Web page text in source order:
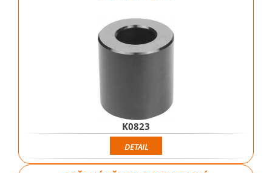
K0823
DETAIL